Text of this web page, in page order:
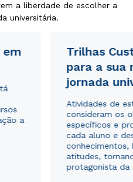
a liberdade de escolher a
universitária.
em
a
Trilhas
para a sua
jornada
Atividades de
consideram os
específicos e
cada aluno e
conhecimentos,
atitudes,
protagonista da